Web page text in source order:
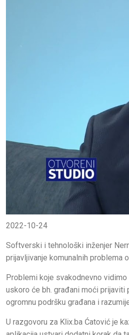
2022-10-24
Softverski i tehnološki inženjer
prijavljivanje komunalnih problema
Problemi koje svakodnevno
uskoro će bh. građani moći
ogromnu podršku građana i
U razgovoru za Klix.ba Ćatović je